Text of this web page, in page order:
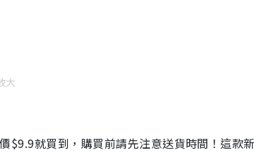
大
就買到，購買前請先注意送貨時間！這款